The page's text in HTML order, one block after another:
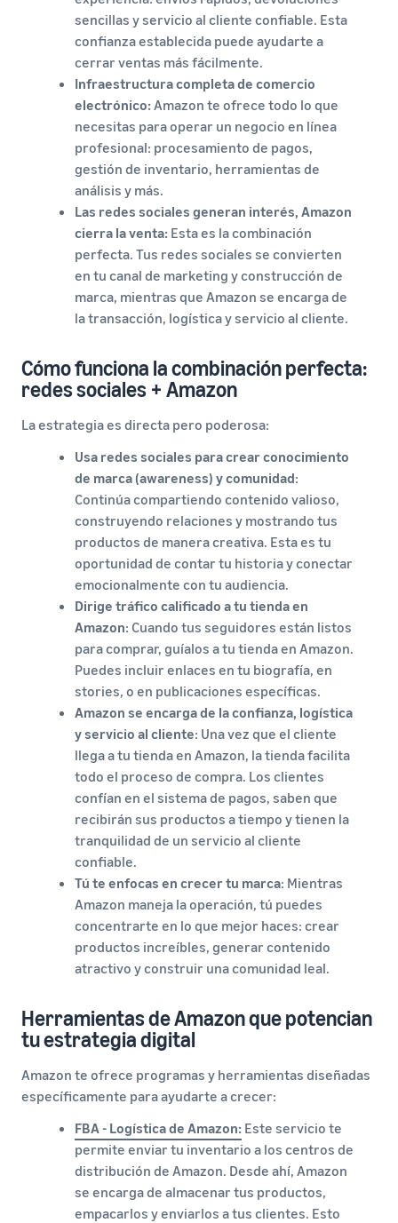
sencillas y servicio al cliente confiable. Esta
confianza establecida puede ayudarte a
cerrar ventas más fácilmente.
Infraestructura completa de comercio
electrónico:Amazon te ofrece todo lo que
necesitas para operar un negocio en línea
profesional: procesamiento de pagos,
gestión de inventario, herramientas de
análisis y más.
Las redes sociales generan interés, Amazon
cierra la venta: Esta es la combinación
perfecta. Tus redes sociales se convierten
en tu canal de marketing y construcción de
marca, mientras que Amazon se encarga de
la transacción, logística y servicio al cliente.
Cómo funciona la combinación perfecta:
redes sociales + Amazon
La estrategia es directa pero poderosa:
Usa redes sociales para crear conocimiento
de marca (awareness) y comunidad:
Continúa compartiendo contenido valioso,
construyendo relaciones y mostrando tus
productos de manera creativa. Esta es tu
oportunidad de contar tu historia y conectar
emocionalmente con tu audiencia.
Dirige tráfico calificado a tu tienda en
Amazon: Cuando tus seguidores están listos
para comprar, guíalos a tu tienda en Amazon.
Puedes incluir enlaces en tu biografía, en
stories, o en publicaciones específicas.
Amazon se encarga de la confianza, logística
y servicio al cliente: Una vez que el cliente
llega a tu tienda en Amazon, la tienda facilita
todo el proceso de compra. Los clientes
confían en el sistema de pagos, saben que
recibirán sus productos a tiempo y tienen la
tranquilidad de un servicio al cliente
confiable.
Tú te enfocas en crecer tu marca: Mientras
Amazon maneja la operación, tú puedes
concentrarte en lo que mejor haces: crear
productos increíbles, generar contenido
atractivo y construir una comunidad leal.
Herramientas de Amazon que potencian
tu estrategia digital
Amazon te ofrece programas y herramientas diseñadas
específicamente para ayudarte a crecer:
FBA - Logística de Amazon: Este servicio te
permite enviar tu inventario a los centros de
distribución de Amazon. Desde ahí, Amazon
se encarga de almacenar tus productos,
empacarlos y enviarlos a tus clientes. Esto